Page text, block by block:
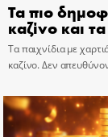
Τα πιο
καζίνο και
Τα παιχνίδια με
καζίνο. Δεν